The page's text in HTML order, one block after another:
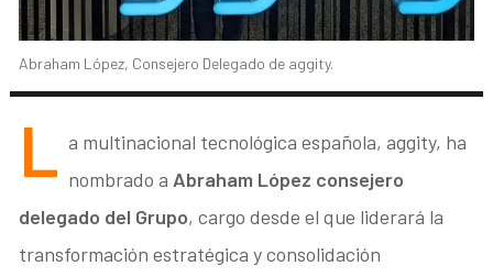
Abraham López, Consejero Delegado de aggity.
L a multinacional tecnológica española, aggity, ha
nombrado a Abraham López consejero
delegado del Grupo, cargo desde el que liderará la
transformación estratégica y consolidación